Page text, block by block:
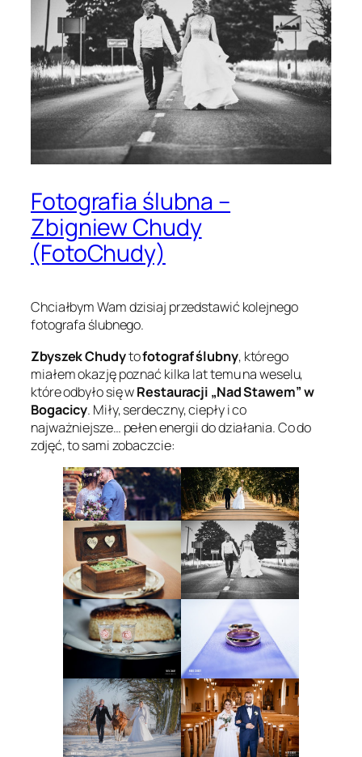
Fotografia ślubna –
Zbigniew Chudy
(FotoChudy)
Chciałbym Wam dzisiaj przedstawić kolejnego
fotografa ślubnego.
Zbyszek Chudytofotograf ślubny, którego
miałem okazję poznać kilka lat temu na weselu,
które odbyło się wRestauracji „Nad Stawem” w
Bogacicy. Miły, serdeczny, ciepły i co
najważniejsze… pełen energii do działania. Co do
zdjęć, to sami zobaczcie: